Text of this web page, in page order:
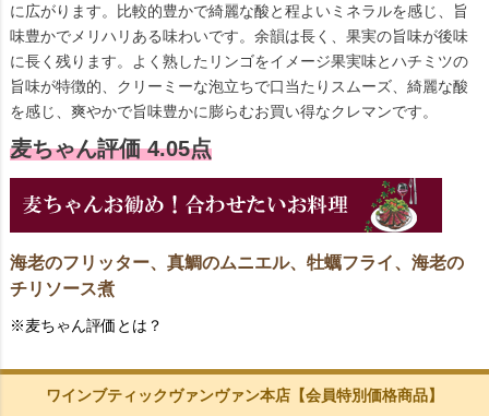
に広がります。比較的豊かで綺麗な酸と程よいミネラルを感じ、旨
味豊かでメリハリある味わいです。余韻は長く、果実の旨味が後味
に長く残ります。よく熟したリンゴをイメージ果実味とハチミツの
旨味が特徴的、クリーミーな泡立ちで口当たりスムーズ、綺麗な酸
を感じ、爽やかで旨味豊かに膨らむお買い得なクレマンです。
麦ちゃん評価 4.05点
海老のフリッター、真鯛のムニエル、牡蠣フライ、海老の
チリソース煮
※麦ちゃん評価とは？
ワインブティックヴァンヴァン本店【会員特別価格商品】